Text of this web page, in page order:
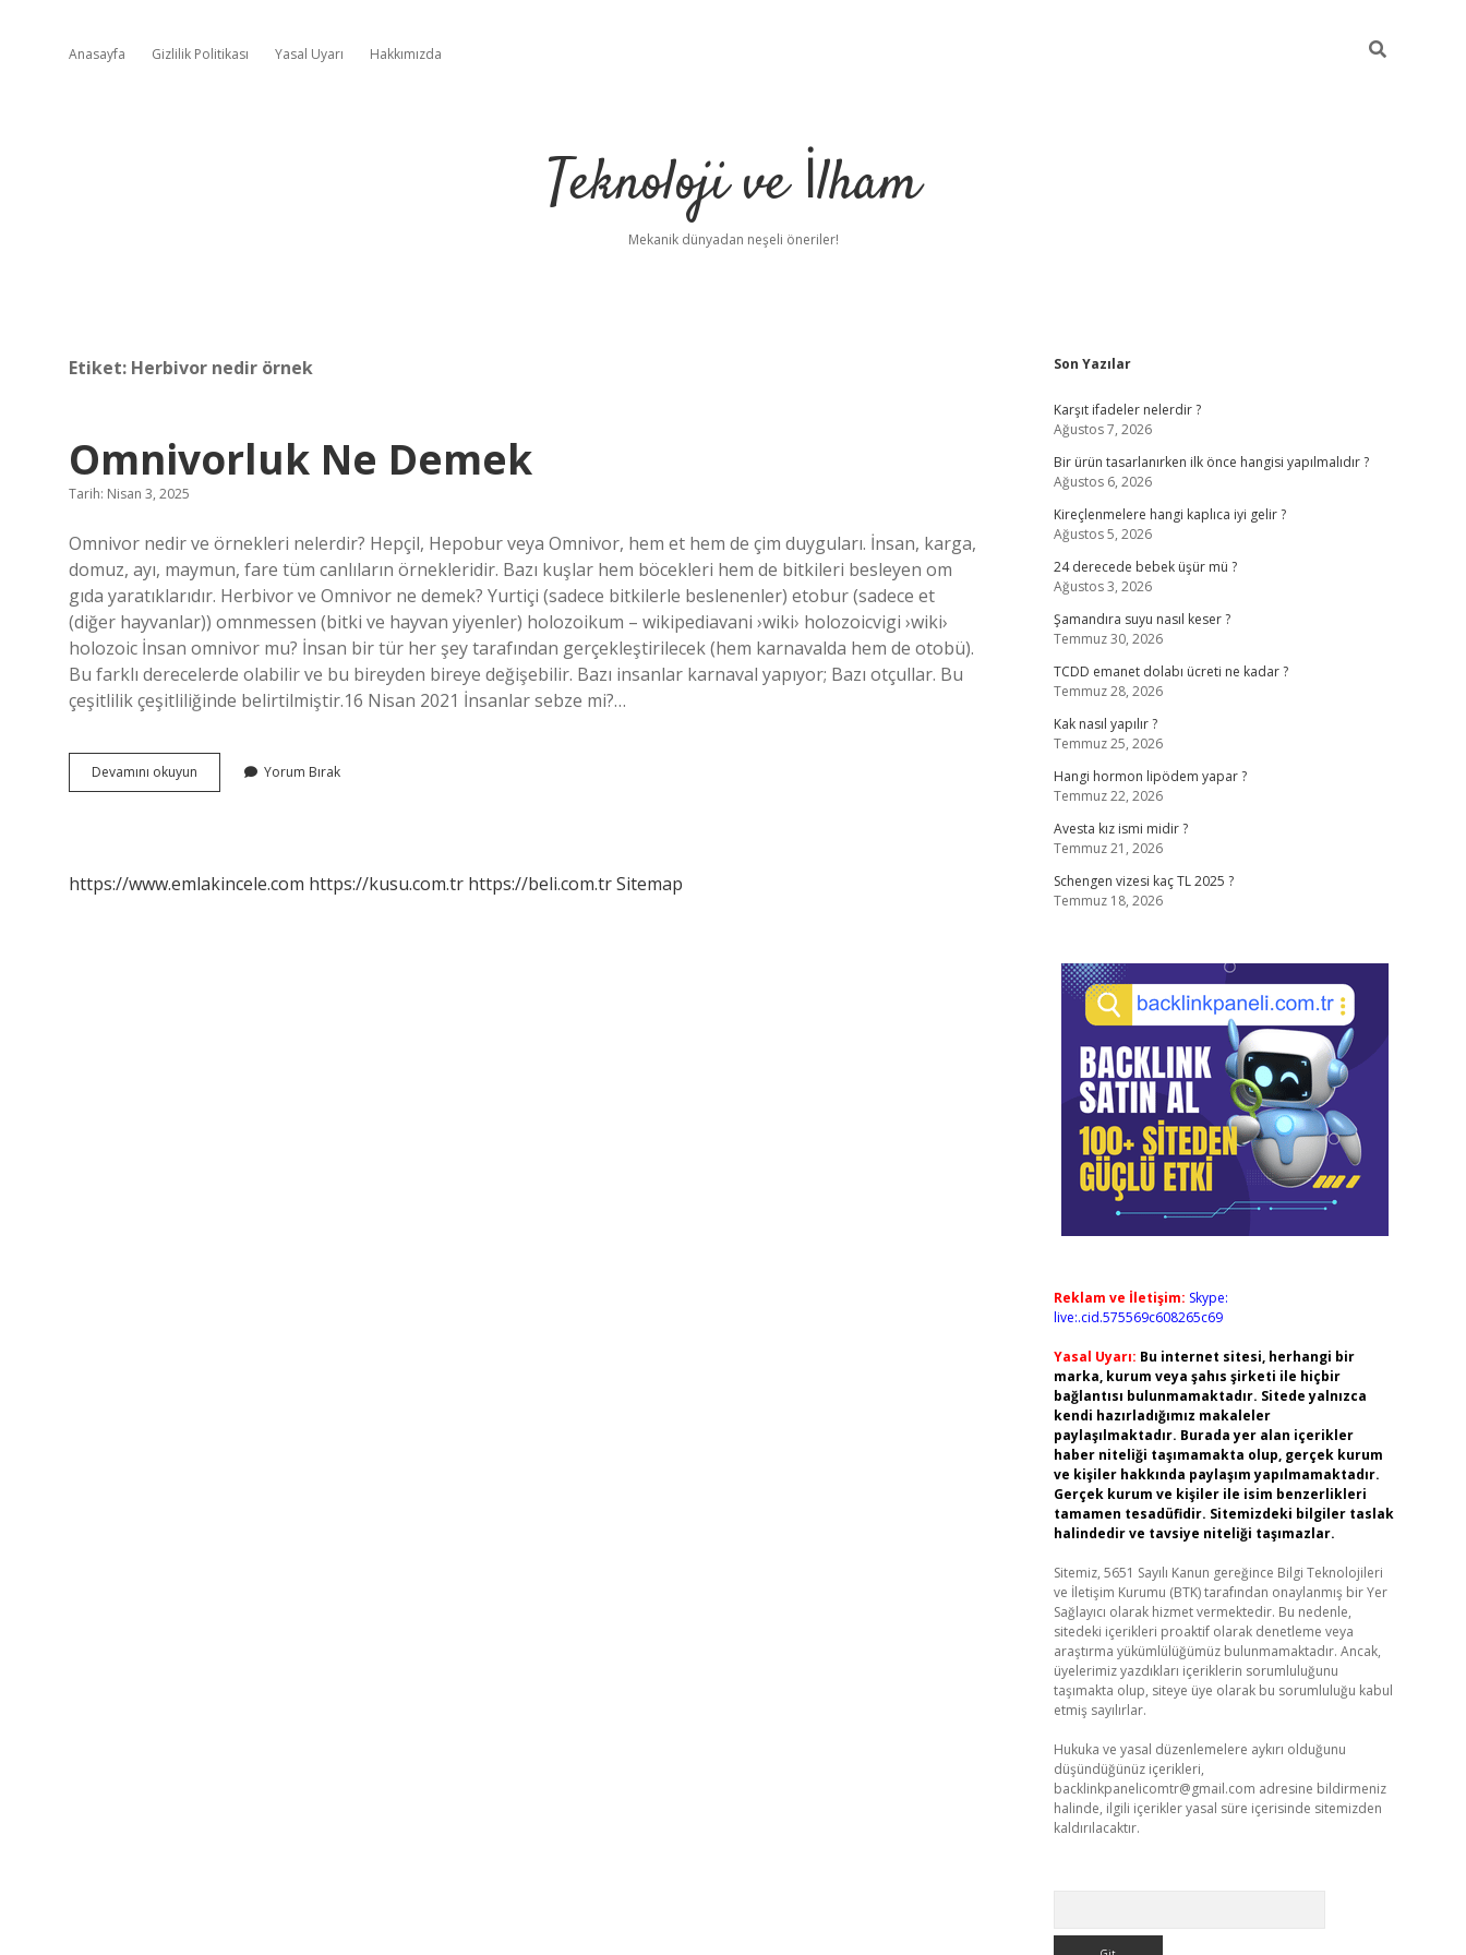
Anasayfa Gizlilik Politikası Yasal Uyarı Hakkımızda
Teknoloji ve İlham
Mekanik dünyadan neşeli öneriler!
Etiket: Herbivor nedir örnek
Omnivorluk Ne Demek
Tarih: Nisan 3, 2025
Omnivor nedir ve örnekleri nelerdir? Hepçil, Hepobur veya Omnivor, hem et hem de çim duyguları. İnsan, karga,
domuz, ayı, maymun, fare tüm canlıların örnekleridir. Bazı kuşlar hem böcekleri hem de bitkileri besleyen om
gıda yaratıklarıdır. Herbivor ve Omnivor ne demek? Yurtiçi (sadece bitkilerle beslenenler) etobur (sadece et
(diğer hayvanlar)) omnmessen (bitki ve hayvan yiyenler) holozoikum – wikipediavani ›wiki› holozoicvigi ›wiki›
holozoic İnsan omnivor mu? İnsan bir tür her şey tarafından gerçekleştirilecek (hem karnavalda hem de otobü).
Bu farklı derecelerde olabilir ve bu bireyden bireye değişebilir. Bazı insanlar karnaval yapıyor; Bazı otçullar. Bu
çeşitlilik çeşitliliğinde belirtilmiştir.16 Nisan 2021 İnsanlar sebze mi?…
Devamını okuyun Omnivorluk
Ne
Yorum Bırak
https://www.emlakincele.com https://kusu.com.tr https://beli.com.trSitemap
Sidebar
Son Yazılar
Karşıt ifadeler nelerdir ?
Ağustos 7, 2026
Bir ürün tasarlanırken ilk önce hangisi yapılmalıdır ?
Ağustos 6, 2026
Kireçlenmelere hangi kaplıca iyi gelir ?
Ağustos 5, 2026
24 derecede bebek üşür mü ?
Ağustos 3, 2026
Şamandıra suyu nasıl keser ?
Temmuz 30, 2026
TCDD emanet dolabı ücreti ne kadar ?
Temmuz 28, 2026
Kak nasıl yapılır ?
Temmuz 25, 2026
Hangi hormon lipödem yapar ?
Temmuz 22, 2026
Avesta kız ismi midir ?
Temmuz 21, 2026
Schengen vizesi kaç TL 2025 ?
Temmuz 18, 2026
Reklam ve İletişim: Skype:
live:.cid.575569c608265c69
Yasal Uyarı: Bu internet sitesi, herhangi bir
marka, kurum veya şahıs şirketi ile hiçbir
bağlantısı bulunmamaktadır. Sitede yalnızca
kendi hazırladığımız makaleler
paylaşılmaktadır. Burada yer alan içerikler
haber niteliği taşımamakta olup, gerçek kurum
ve kişiler hakkında paylaşım yapılmamaktadır.
Gerçek kurum ve kişiler ile isim benzerlikleri
tamamen tesadüfidir. Sitemizdeki bilgiler taslak
halindedir ve tavsiye niteliği taşımazlar.
Sitemiz, 5651 Sayılı Kanun gereğince Bilgi Teknolojileri
ve İletişim Kurumu (BTK) tarafından onaylanmış bir Yer
Sağlayıcı olarak hizmet vermektedir. Bu nedenle,
sitedeki içerikleri proaktif olarak denetleme veya
araştırma yükümlülüğümüz bulunmamaktadır. Ancak,
üyelerimiz yazdıkları içeriklerin sorumluluğunu
taşımakta olup, siteye üye olarak bu sorumluluğu kabul
etmiş sayılırlar.
Hukuka ve yasal düzenlemelere aykırı olduğunu
düşündüğünüz içerikleri,
backlinkpanelicomtr@gmail.com adresine bildirmeniz
halinde, ilgili içerikler yasal süre içerisinde sitemizden
kaldırılacaktır.